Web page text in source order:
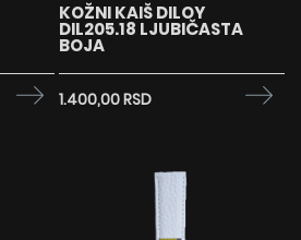
KOŽNI KAIŠ DILOY
DIL205.18 LJUBIČASTA
BOJA
1.400,00 RSD